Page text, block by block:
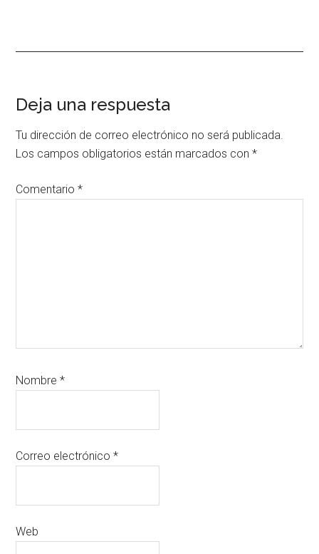
Interacciones
con
los
lectores
Deja una respuesta
Tu dirección de correo electrónico no será publicada.
Los campos obligatorios están marcados con*
Comentario*
Nombre*
Correo electrónico*
Web